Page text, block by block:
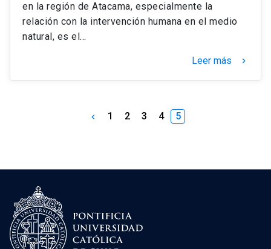
en la región de Atacama, especialmente la
relación con la intervención humana en el medio
natural, es el…
Leer más keyboard_arrow_right
keyboard_arrow_left 1 2 3 4 5